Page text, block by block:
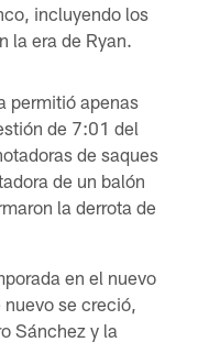
incluyendo los
la era de Ryan.
permitió apenas
de 7:01 del
de saques
de un balón
la derrota de
en el nuevo
se creció,
Sánchez y la